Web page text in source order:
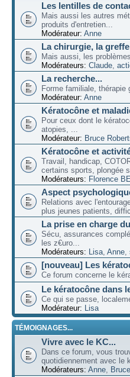
Les lentilles de
Mais aussi les autres
produits d'entretien...
Modérateur: Anne
La chirurgie, la
Mais aussi, les
Modérateurs: Claude,
La recherche...
Forme familiale,
Modérateur: Anne
Kératocône et
Pour ceux dont le
atopies, ...
Modérateur: Bruce
Kératocône et
Travail, handicap,
certains sports, plongée
Modérateurs: Florence
Aspect
Relations avec
plus jeunes patients,
La prise en charge
Sécu, assurances
les z€uro...
Modérateurs: Lisa, Anne,
[nouveau] Les
Ce forum concerne le
Le kératocône dans
Ce qui se passe,
Modérateur: Lisa
TÉMOIGNAGES...
Vivre avec le KC...
Dans ce forum, vous
quotidiennement avec le
Modérateurs: Anne,